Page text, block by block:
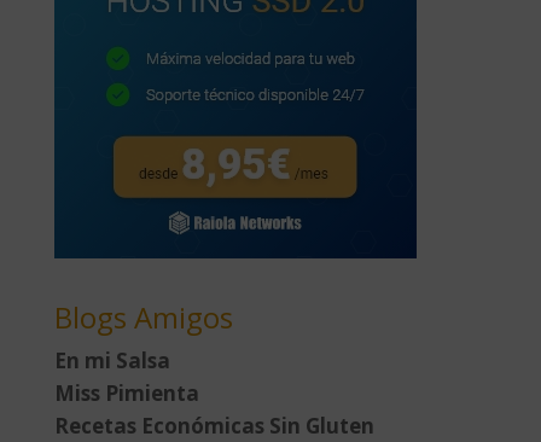
Blogs Amigos
En mi Salsa
Miss Pimienta
Recetas Económicas Sin Gluten